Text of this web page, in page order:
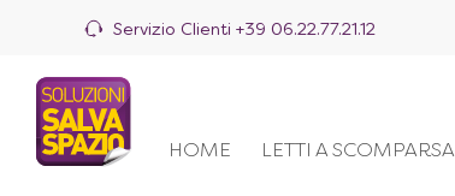
Servizio Clienti +39 06.22.77.21.12
HOME LETTI A SCOMPARSA